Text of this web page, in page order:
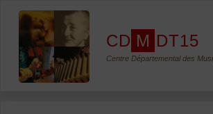
Skip
content
CD M DT15
Centre Départemental des